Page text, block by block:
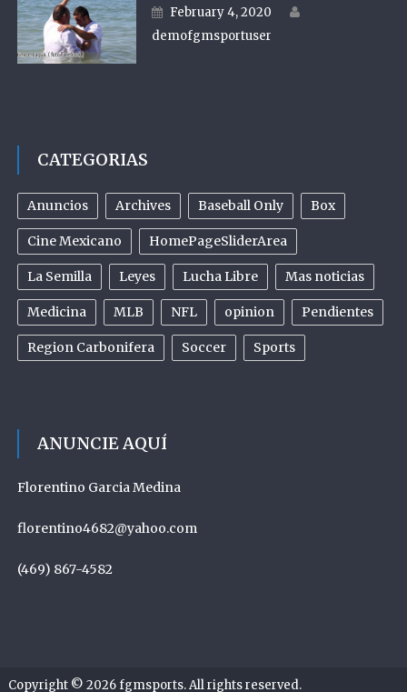
Posted on
February 4, 2020
demofgmsportuser
CATEGORIAS
Anuncios Archives Baseball Only Box
Cine Mexicano HomePageSliderArea
La Semilla Leyes Lucha Libre Mas noticias
Medicina MLB NFL opinion Pendientes
Region Carbonifera Soccer Sports
ANUNCIE AQUÍ
Florentino Garcia Medina
florentino4682@yahoo.com
(469) 867-4582
Copyright © 2026fgmsports. All rights reserved.